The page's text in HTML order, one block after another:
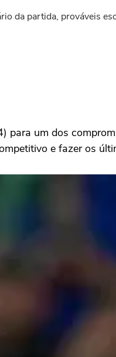
da partida, prováveis
para um dos
e fazer os